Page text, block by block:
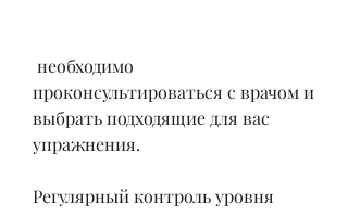
проконсультироваться с врачом и
выбрать подходящие для вас
упражнения.
Регулярный контроль уровня